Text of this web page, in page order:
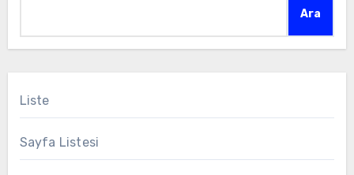
Ara
Liste
Sayfa Listesi